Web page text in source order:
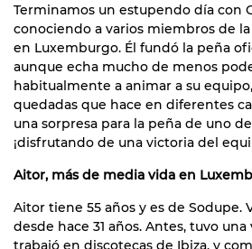
Terminamos un estupendo día con
conociendo a varios miembros de
en Luxemburgo. Él fundó la peña
aunque echa mucho de menos
habitualmente a animar a su
quedadas que hace en diferentes
una sorpresa para la peña de uno
¡disfrutando de una victoria del
Aitor, más de media vida en
Aitor tiene 55 años y es de Sodupe.
desde hace 31 años. Antes, tuvo
trabajó en discotecas de Ibiza, y